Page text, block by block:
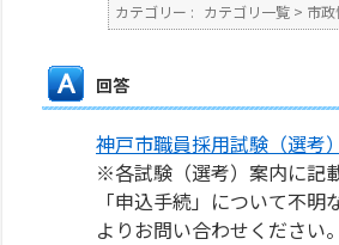
カテゴリー : カテゴリ一覧 > 市
回答
神戸市職員採用試験（選考
※各試験（選考）案内に記
「申込手続」について不
よりお問い合わせください。